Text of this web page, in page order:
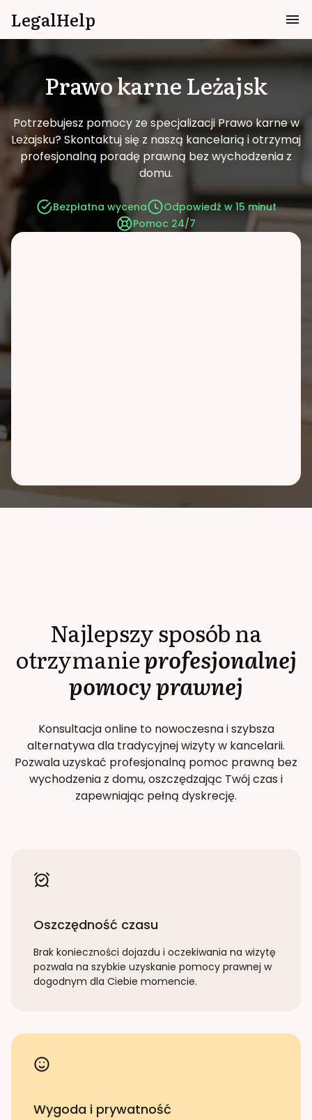
LegalHelp
Prawo karneLeżajsk
Potrzebujesz pomocy ze specjalizacji Prawo karne w
Leżajsku?Skontaktuj się z naszą kancelarią i otrzymaj
profesjonalną poradę prawną bez wychodzenia z
domu.
Bezpłatna wycena
Odpowiedź w 15 minut
Pomoc 24/7
Najlepszy sposób na
otrzymanieprofesjonalnej
pomocy prawnej
Konsultacja online to nowoczesna i szybsza
alternatywa dla tradycyjnej wizyty w kancelarii.
Pozwala uzyskać profesjonalną pomoc prawną bez
wychodzenia z domu, oszczędzając Twój czas i
zapewniając pełną dyskrecję.
Oszczędność czasu
Brak konieczności dojazdu i oczekiwania na wizytę
pozwala na szybkie uzyskanie pomocy prawnej w
dogodnym dla Ciebie momencie.
Wygoda i prywatność